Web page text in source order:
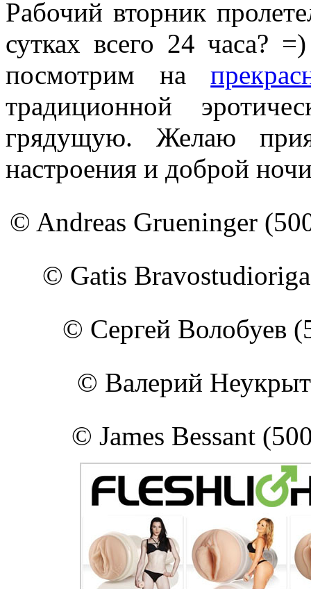
Рабочий вторник
сутках всего 24 часа?
посмотрим на
традиционной
грядущую. Желаю
настроения и доброй
© Andreas Grueninger
© Gatis
© Сергей Волобуев
© Валерий
© James Bessant